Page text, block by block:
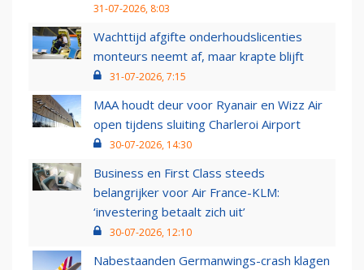
31-07-2026, 8:03
Wachttijd afgifte onderhoudslicenties
monteurs neemt af, maar krapte blijft
31-07-2026, 7:15
MAA houdt deur voor Ryanair en Wizz Air
open tijdens sluiting Charleroi Airport
30-07-2026, 14:30
Business en First Class steeds
belangrijker voor Air France-KLM:
‘investering betaalt zich uit’
30-07-2026, 12:10
Nabestaanden Germanwings-crash klagen